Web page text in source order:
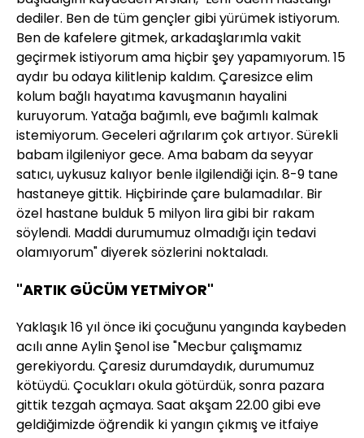
dediler. Ben de tüm gençler gibi yürümek istiyorum.
Ben de kafelere gitmek, arkadaşlarımla vakit
geçirmek istiyorum ama hiçbir şey yapamıyorum. 15
aydır bu odaya kilitlenip kaldım. Çaresizce elim
kolum bağlı hayatıma kavuşmanın hayalini
kuruyorum. Yatağa bağımlı, eve bağımlı kalmak
istemiyorum. Geceleri ağrılarım çok artıyor. Sürekli
babam ilgileniyor gece. Ama babam da seyyar
satıcı, uykusuz kalıyor benle ilgilendiği için. 8-9 tane
hastaneye gittik. Hiçbirinde çare bulamadılar. Bir
özel hastane bulduk 5 milyon lira gibi bir rakam
söylendi. Maddi durumumuz olmadığı için tedavi
olamıyorum" diyerek sözlerini noktaladı.
"ARTIK GÜCÜM YETMİYOR"
Yaklaşık 16 yıl önce iki çocuğunu yangında kaybeden
acılı anne Aylin Şenol ise "Mecbur çalışmamız
gerekiyordu. Çaresiz durumdaydık, durumumuz
kötüydü. Çocukları okula götürdük, sonra pazara
gittik tezgah açmaya. Saat akşam 22.00 gibi eve
geldiğimizde öğrendik ki yangın çıkmış ve itfaiye